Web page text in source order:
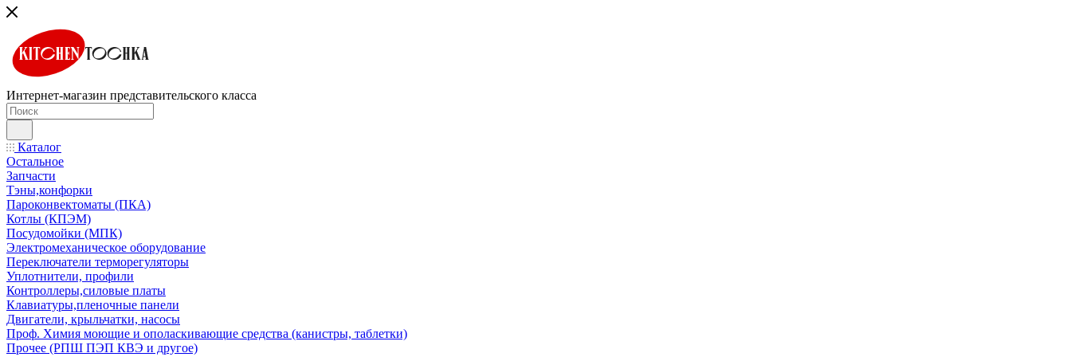
Интернет-магазин представительского класса
Каталог
Остальное
Запчасти
Тэны,конфорки
Пароконвектоматы (ПКА)
Котлы (КПЭМ)
Посудомойки (МПК)
Электромеханическое оборудование
Переключатели терморегуляторы
Уплотнители, профили
Контроллеры,силовые платы
Клавиатуры,пленочные панели
Двигатели, крыльчатки, насосы
Проф. Химия моющие и ополаскивающие средства (канистры, таблетки)
Прочее (РПШ ПЭП КВЭ и другое)